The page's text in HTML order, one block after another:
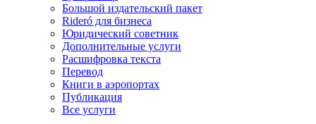
Большой издательский пакет
Rideró для бизнеса
Юридический советник
Дополнительные услуги
Расшифровка текста
Перевод
Книги в аэропортах
Публикация
Все услуги